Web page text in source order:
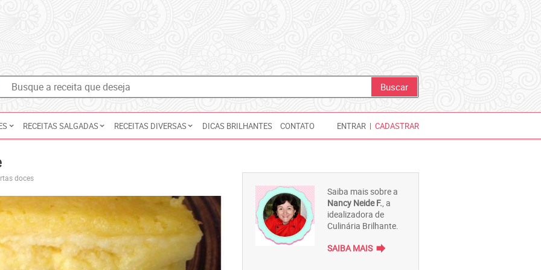
RECEITAS SALGADAS RECEITAS DIVERSAS DICAS BRILHANTES CONTATO ENTRAR | CADASTRAR
doces
Saiba mais sobre a
Nancy Neide F., a
idealizadora de
Culinária Brilhante.
SAIBA MAIS forward